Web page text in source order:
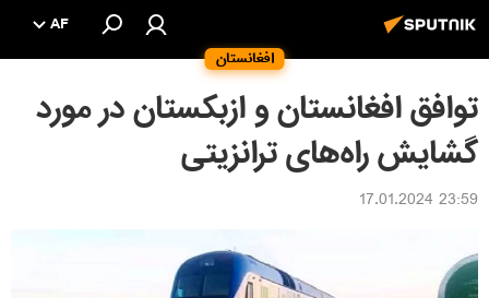
افغانستان
AF
توافق افغانستان ‌و ازبکستان در مورد
گشایش راه‌های ترانزیتی
23:59 17.01.2024